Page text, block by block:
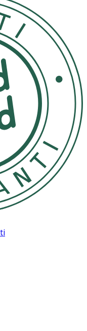
byt napp efter 1-
varje användning.
nära en
Silikon